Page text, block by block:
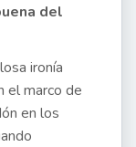
del
ironía
el marco de
en los